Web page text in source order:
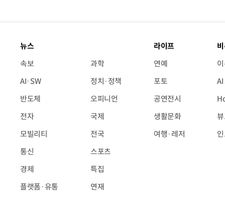
뉴스
속보
AI·SW
반도체
전자
모빌리티
통신
경제
플랫폼·유통
과학
정치·정책
오피니언
국제
전국
스포츠
특집
연재
라이프
연예
포토
공연전시
생활문화
여행·레저